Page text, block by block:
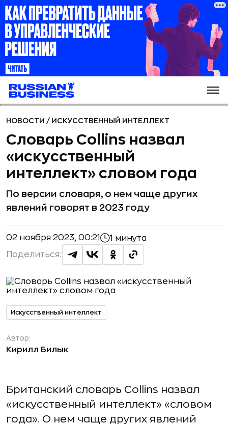
НОВОСТИ / ИСКУССТВЕННЫЙ ИНТЕЛЛЕКТ
Словарь Collins назвал
«искусственный
интеллект» словом года
По версии словаря, о нем чаще других
явлений говорят в 2023 году
02 ноября 2023, 00:21 1 минута
Поделиться:
Искусственный интеллект
Автор:
Кирилл Билык
Британский словарь Collins назвал
«искусственный интеллект» «словом
года». О нем чаще других явлений